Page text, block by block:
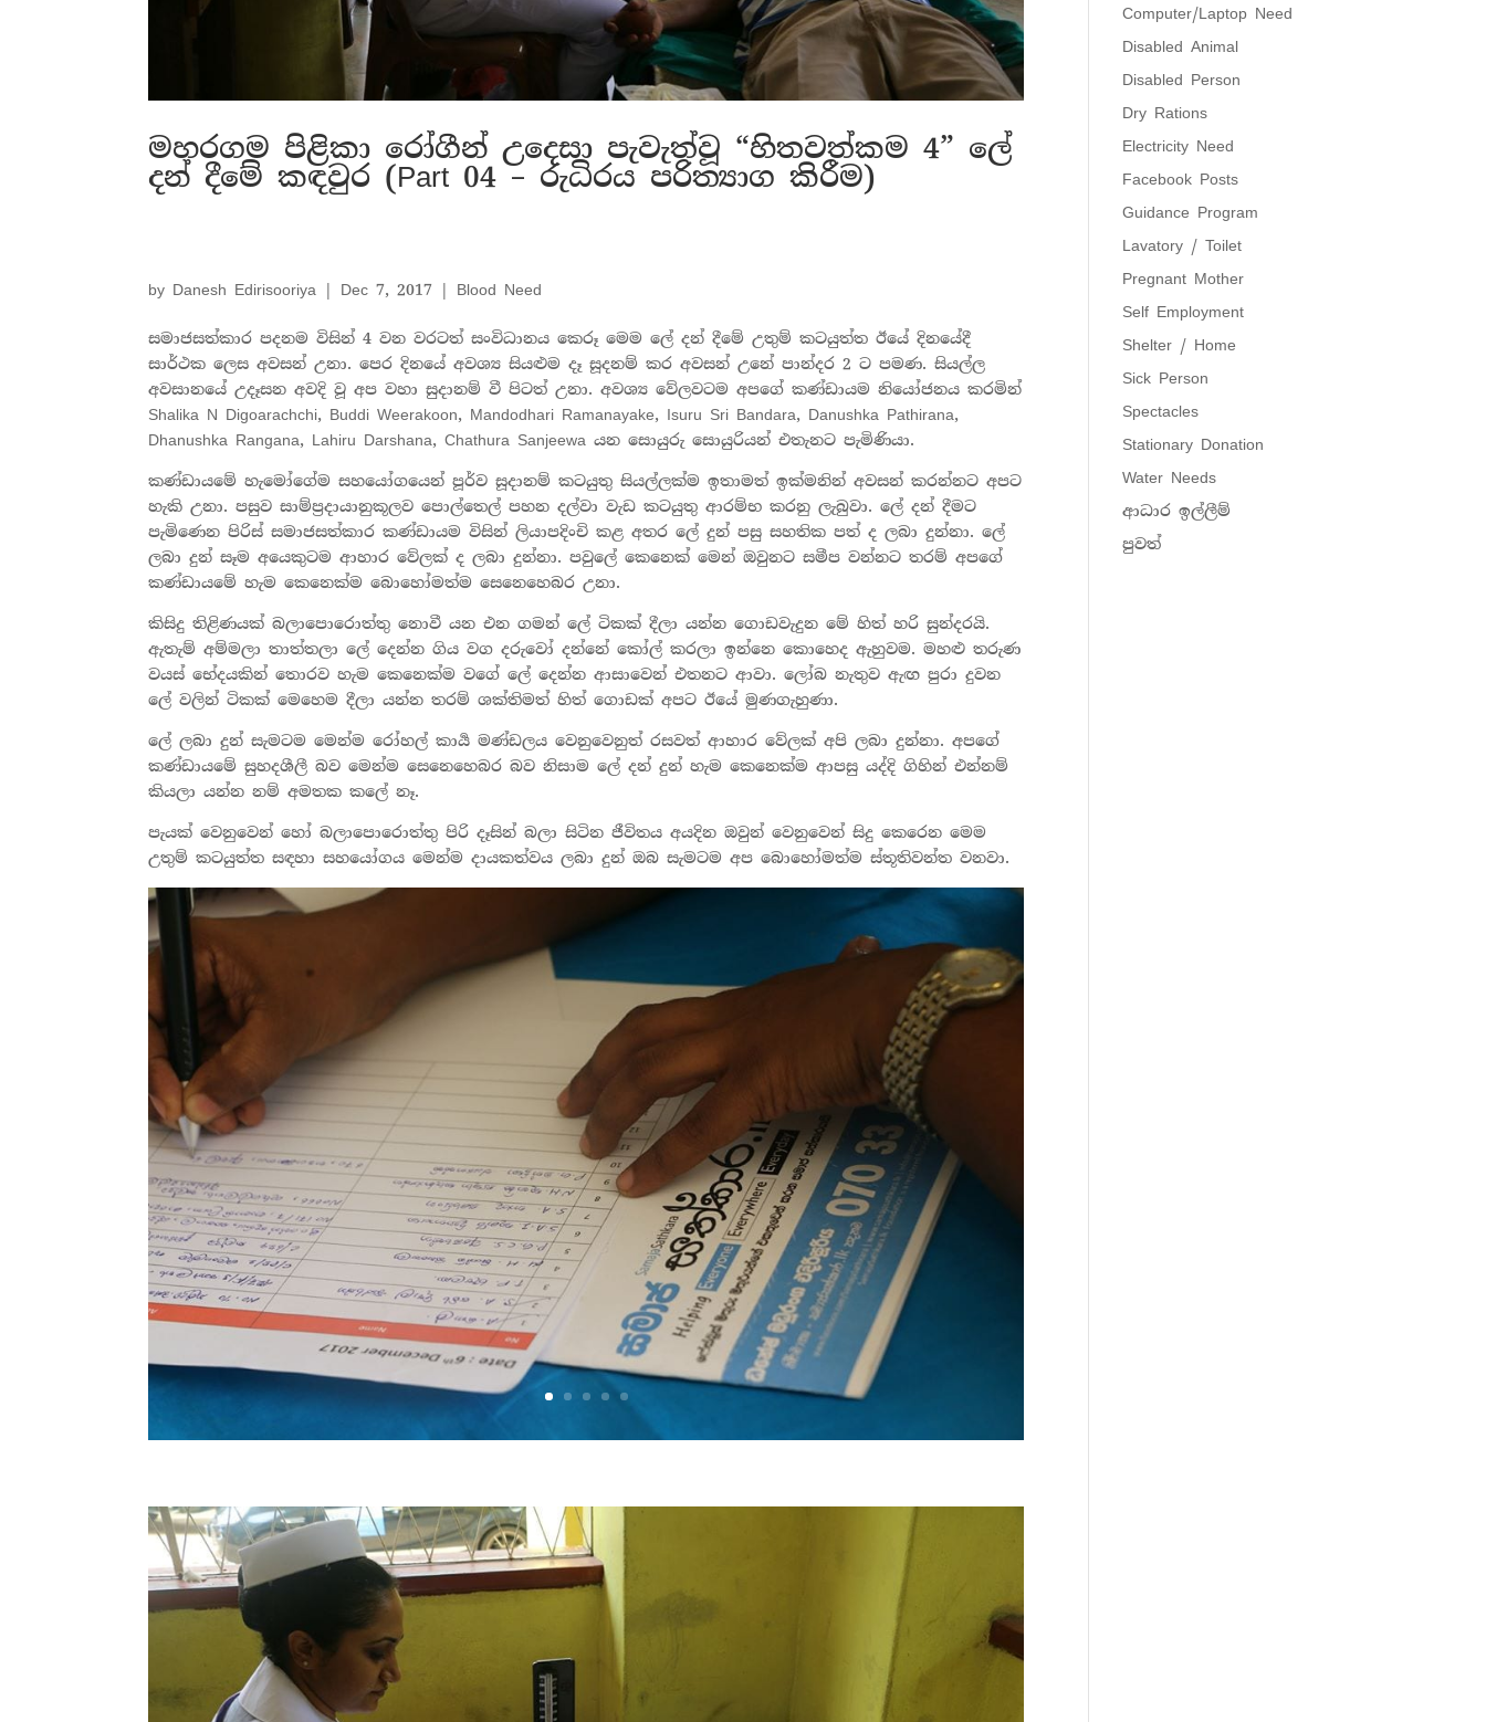
මහරගම පිළිකා රෝගීන් උදෙසා පැවැත්වූ “හිතවත්කම 4” ලේ
දන් දීමේ කඳවුර (Part 04 – රුධිරය පරිත්‍යාග කිරීම)
by Danesh Edirisooriya | Dec 7, 2017 | Blood Need
සමාජසත්කාර පදනම විසින් 4 වන වරටත් සංවිධානය කෙරූ මෙම ලේ දන් දීමේ උතුම් කටයුත්ත ඊයේ දිනයේදී
සාර්ථක ලෙස අවසන් උනා. පෙර දිනයේ අවශ්‍ය සියළුම දෑ සූදනම් කර අවසන් උනේ පාන්දර 2 ට පමණ. සියල්ල
අවසානයේ උදෑසන අවදි වූ අප වහා සුදානම් වී පිටත් උනා. අවශ්‍ය වේලවටම අපගේ කණ්ඩායම නියෝජනය කරමින්
Shalika N Digoarachchi, Buddi Weerakoon, Mandodhari Ramanayake, Isuru Sri Bandara, Danushka Pathirana,
Dhanushka Rangana, Lahiru Darshana, Chathura Sanjeewa යන සොයුරු සොයුරියන් එතැනට පැමිණියා.
කණ්ඩායමේ හැමෝගේම සහයෝගයෙන් පූර්ව සූදානම් කටයුතු සියල්ලක්ම ඉතාමත් ඉක්මනින් අවසන් කරන්නට අපට
හැකි උනා. පසුව සාම්ප්‍රදායානුකූලව පොල්තෙල් පහන දල්වා වැඩ කටයුතු ආරම්භ කරනු ලැබුවා. ලේ දන් දීමට
පැමිණෙන පිරිස් සමාජසත්කාර කණ්ඩායම විසින් ලියාපදිංචි කළ අතර ලේ දුන් පසු සහතික පත් ද ලබා දුන්නා. ලේ
ලබා දුන් සෑම අයෙකුටම ආහාර වේලක් ද ලබා දුන්නා. පවුලේ කෙනෙක් මෙන් ඔවුනට සමීප වන්නට තරම් අපගේ
කණ්ඩායමේ හැම කෙනෙක්ම බොහෝමත්ම සෙනෙහෙබර උනා.
කිසිදු තිළිණයක් බලාපොරොත්තු නොවී යන එන ගමන් ලේ ටිකක් දීලා යන්න ගොඩවැදුන මේ හිත් හරි සුන්දරයි.
ඇතැම් අම්මලා තාත්තලා ලේ දෙන්න ගිය වග දරුවෝ දන්නේ කෝල් කරලා ඉන්නෙ කොහෙද ඇහුවම. මහළු තරුණ
වයස් භේදයකින් තොරව හැම කෙනෙක්ම වගේ ලේ දෙන්න ආසාවෙන් එතනට ආවා. ලෝබ නැතුව ඇඟ පුරා දුවන
ලේ වලින් ටිකක් මෙහෙම දීලා යන්න තරම් ශක්තිමත් හිත් ගොඩක් අපට ඊයේ මුණගැහුණා.
ලේ ලබා දුන් සැමටම මෙන්ම රෝහල් කාර්‍ය මණ්ඩලය වෙනුවෙනුත් රසවත් ආහාර වේලක් අපි ලබා දුන්නා. අපගේ
කණ්ඩායමේ සුහදශීලී බව මෙන්ම සෙනෙහෙබර බව නිසාම ලේ දන් දුන් හැම කෙනෙක්ම ආපසු යද්දි ගිහින් එන්නම්
කියලා යන්න නම් අමතක කලේ නෑ.
පැයක් වෙනුවෙන් හෝ බලාපොරොත්තු පිරි දෑසින් බලා සිටින ජීවිතය අයදින ඔවුන් වෙනුවෙන් සිදු කෙරෙන මෙම
උතුම් කටයුත්ත සඳහා සහයෝගය මෙන්ම දායකත්වය ලබා දුන් ඔබ සැමටම අප බොහෝමත්ම ස්තූතිවන්ත වනවා.
Computer/Laptop Need
Disabled Animal
Disabled Person
Dry Rations
Electricity Need
Facebook Posts
Guidance Program
Lavatory / Toilet
Pregnant Mother
Self Employment
Shelter / Home
Sick Person
Spectacles
Stationary Donation
Water Needs
ආධාර ඉල්ලීම්
පුවත්